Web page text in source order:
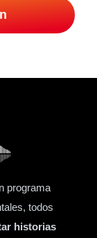
programa
todos
historias